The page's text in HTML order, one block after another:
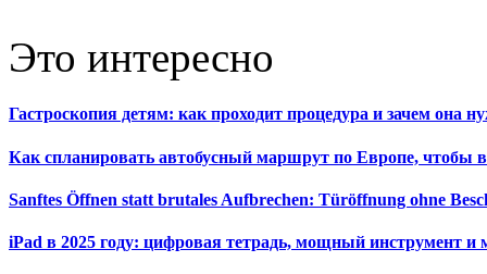
Это интересно
Гастроскопия детям: как проходит процедура и зачем она
Как спланировать автобусный маршрут по Европе, чтобы
Sanftes Öffnen statt brutales Aufbrechen: Türöffnung ohne
iPad в 2025 году: цифровая тетрадь, мощный инструмент и